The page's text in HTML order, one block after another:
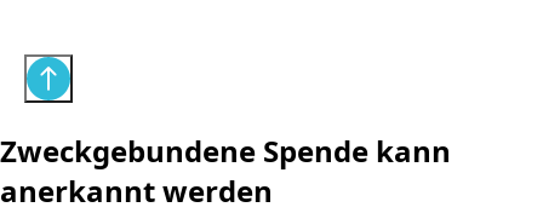
Zweckgebundene Spende kann
anerkannt werden